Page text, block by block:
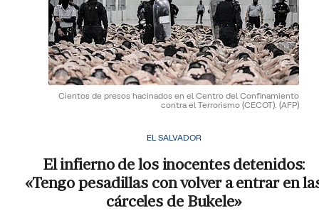
Cientos de presos hacinados en el Centro del Confinamiento
contra el Terrorismo (CECOT). (AFP)
EL SALVADOR
El infierno de los inocentes detenidos:
«Tengo pesadillas con volver a entrar en
cárceles de Bukele»